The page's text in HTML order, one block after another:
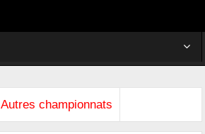
Autres championnats